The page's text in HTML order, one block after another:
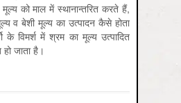
को माल में स्थानान्तरित करते हैं,
व बेशी मूल्य का उत्पादन कैसे होता
के विमर्श में श्रम का मूल्य उत्पादित
जाता है।